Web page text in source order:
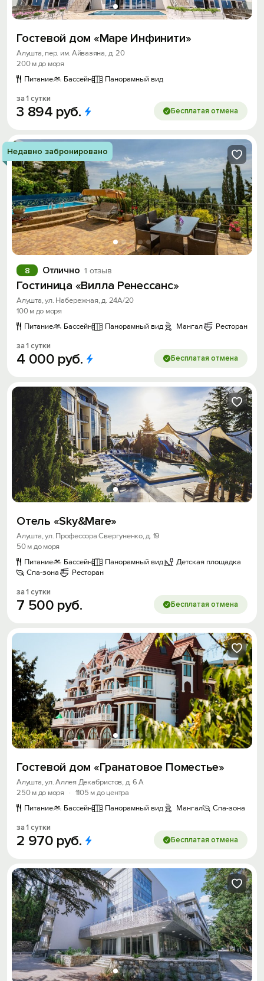
Гостевой дом «Маре Инфинити»
Алушта, пер. им. Айвазяна, д. 20
200 м до моря
Питание
Бассейн Панорамный вид
за 1 сутки
3 894 руб. Бесплатая отмена
Недавно забронировано
Отлично 1 отзыв
8
Гостиница «Вилла Ренессанс»
Алушта, ул. Набережная, д. 24А/20
100 м до моря
Питание
Бассейн Панорамный вид Мангал Ресторан
за 1 сутки
4 000 руб. Бесплатая отмена
Отель «Sky&Mare»
Алушта, ул. Профессора Свергуненко, д. 19
50 м до моря
Питание
Бассейн Панорамный вид
Детская площадка
Спа-зона
Ресторан
за 1 сутки
7 500 руб. Бесплатая отмена
Гостевой дом «Гранатовое Поместье»
Алушта, ул. Аллея Декабристов, д. 6 А
250 м до моря
· 1105 м до центра
Питание
Бассейн Панорамный вид Мангал Спа-зона
за 1 сутки
2 970 руб. Бесплатая отмена